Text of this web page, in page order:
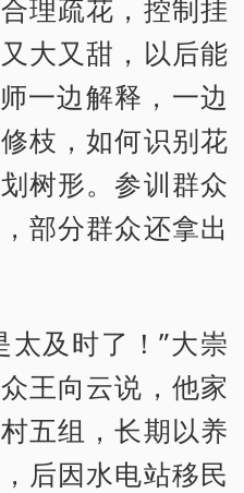
理疏花，控制挂
大又甜，以后能
一边解释，一边
枝，如何识别花
树形。参训群众
部分群众还拿出
太及时了！”大崇
王向云说，他家
五组，长期以养
后因水电站移民